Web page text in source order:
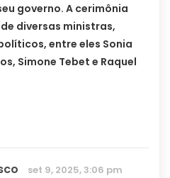
governo. A cerimônia
diversas ministras,
entre eles Sonia
Simone Tebet e Raquel
set 9, 2025, 3:06 pm